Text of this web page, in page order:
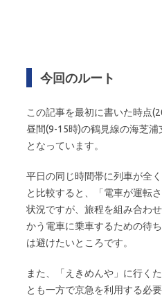
今回のルート
この記事を最初に書いた時点
昼間(9-15時)の鶴見線の海芝
となっています。
平日の同じ時間帯に列車が全
と比較すると、「電車が運転
状況ですが、旅程を組み合わ
かう電車に乗車するための待
は避けたいところです。
また、「えきめんや」に行く
とも一方で京急を利用する必